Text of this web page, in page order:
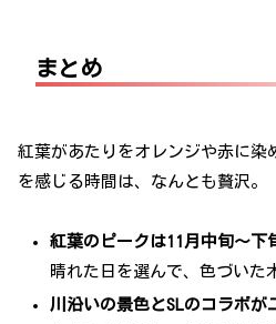
まとめ
紅葉があたりをオレンジや赤に染
を感じる時間は、なんとも贅沢。
紅葉のピークは11月中旬～下
晴れた日を選んで、色づいた
川沿いの景色とSLのコラボが